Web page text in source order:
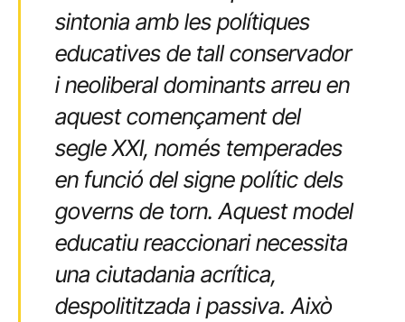
sintonia amb les polítiques
educatives de tall conservador
i neoliberal dominants arreu en
aquest començament del
segle XXI, només temperades
en funció del signe polític dels
governs de torn. Aquest model
educatiu reaccionari necessita
una ciutadania acrítica,
despolititzada i passiva. Això